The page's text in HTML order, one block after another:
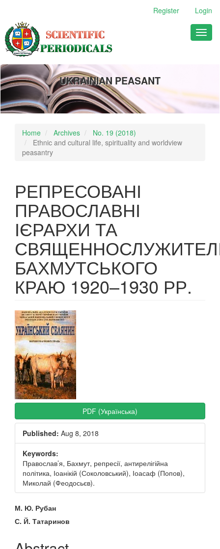
Main
Content
Sidebar
Register Login
UKRAINIAN PEASANT
Home Archives
No. 19 (2018)
Ethnic and cultural life, spirituality and worldview
peasantry
РЕПРЕСОВАНІ
ПРАВОСЛАВНІ
ІЄРАРХИ ТА
БАХМУТСЬКОГО
КРАЮ 1920–1930 РР.
Article
Sidebar
PDF (Українська)
Published: Aug 8, 2018
Keywords:
Православ’я, Бахмут, репресії, антирелігійна
політика, Іоанікій (Соколовський), Іоасаф (Попов),
Миколай (Феодосьєв).
Main
Article
Content
М. Ю. Рубан
С. Й. Татаринов